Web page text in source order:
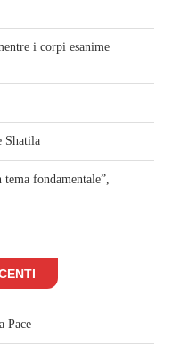
i corpi esanime
Shatila
fondamentale”,
Pace